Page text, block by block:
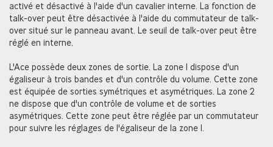
activé et désactivé à l'aide d'un cavalier interne. La fonction de
talk-over peut être désactivée à l'aide du commutateur de talk-
over situé sur le panneau avant. Le seuil de talk-over peut être
réglé en interne.
L'Ace possède deux zones de sortie. La zone 1 dispose d'un
égaliseur à trois bandes et d'un contrôle du volume. Cette zone
est équipée de sorties symétriques et asymétriques. La zone 2
ne dispose que d'un contrôle de volume et de sorties
asymétriques. Cette zone peut être réglée par un commutateur
pour suivre les réglages de l'égaliseur de la zone 1.